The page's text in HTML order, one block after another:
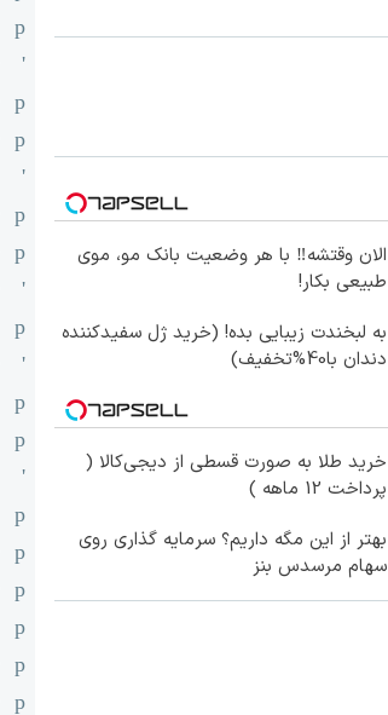
الان وقتشه‼️ با هر وضعیت بانک مو، موی
طبیعی بکار!
به لبخندت زیبایی بده! (خرید ژل سفیدکننده
دندان با40%تخفیف)
خرید طلا به صورت قسطی از دیجی‌کالا (
پرداخت 12 ماهه )
بهتر از این مگه داریم؟ سرمایه گذاری روی
سهام مرسدس بنز